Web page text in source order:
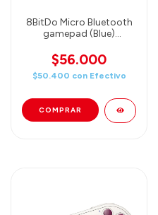
8BitDo Micro Bluetooth
gamepad (Blue)
$56.000
$50.400 con Efectivo